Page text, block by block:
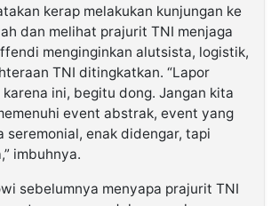
kerap melakukan kunjungan ke
dan melihat prajurit TNI menjaga
menginginkan alutsista, logistik,
TNI ditingkatkan. “Lapor
ini, begitu dong. Jangan kita
event abstrak, event yang
seremonial, enak didengar, tapi
imbuhnya.
sebelumnya menyapa prajurit TNI